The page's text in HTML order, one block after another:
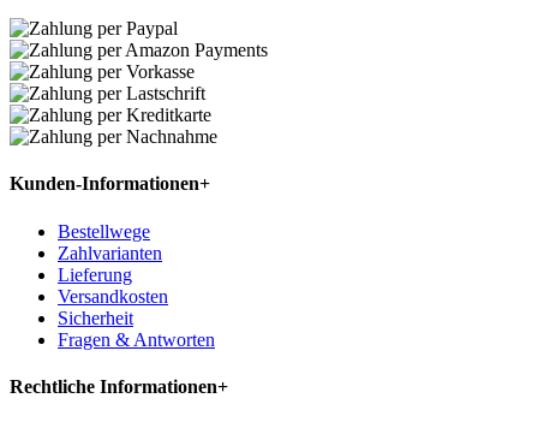
Kunden-Informationen+
Bestellwege
Zahlvarianten
Lieferung
Versandkosten
Sicherheit
Fragen & Antworten
Rechtliche Informationen+